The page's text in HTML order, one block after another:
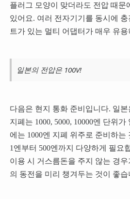
플러그 모양이 맞더라도 전압 때문
있어요. 여러 전자기기를 동시에
트가 있는 멀티 어댑터가 매우 유
일본의 전압은 100V!
다음은 현지 통화 준비입니다. 일
지폐는 1000, 5000, 10000엔 단위가
에는 1000엔 지폐 위주로 준비하는
1엔부터 500엔까지 다양하게 필요
이용 시 거스름돈을 주지 않는 경
의 동전을 미리 챙겨두는 것이 좋습